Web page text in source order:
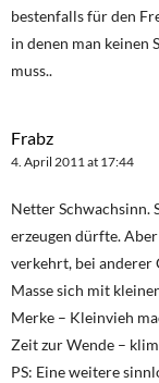
bestenfalls für den
in denen man keinen
muss..
Frabz
4. April 2011 at 17:44
Netter Schwachsinn.
erzeugen dürfte.
verkehrt, bei anderer
Masse sich mit
Merke – Kleinvieh
Zeit zur Wende –
PS: Eine weitere